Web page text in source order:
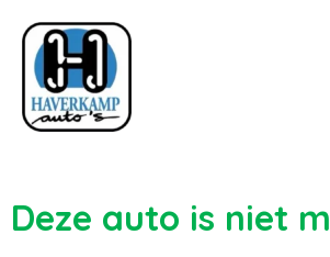
Deze auto is niet